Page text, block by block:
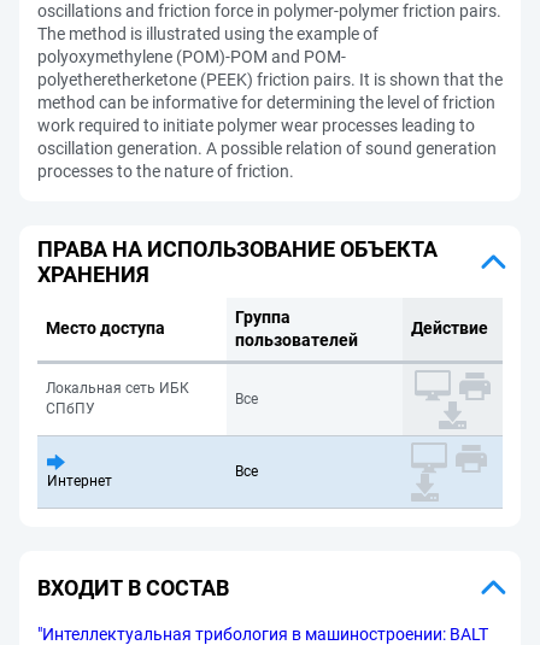
oscillations and friction force in polymer-polymer friction pairs.
The method is illustrated using the example of
polyoxymethylene (POM)-POM and POM-
polyetheretherketone (PEEK) friction pairs. It is shown that the
method can be informative for determining the level of friction
work required to initiate polymer wear processes leading to
oscillation generation. A possible relation of sound generation
processes to the nature of friction.
ПРАВА НА ИСПОЛЬЗОВАНИЕ ОБЪЕКТА
ХРАНЕНИЯ
Место доступа
Группа
пользователей
Действие
Локальная сеть ИБК
СПбПУ
Все
Интернет
Все
ВХОДИТ В СОСТАВ
"Интеллектуальная трибология в машиностроении: BALT